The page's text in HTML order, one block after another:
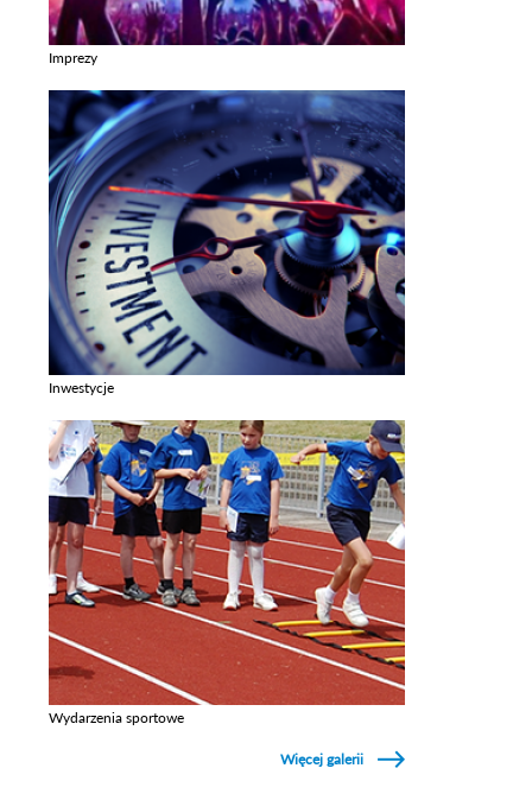
Imprezy
Inwestycje
Wydarzenia sportowe
Więcej galerii